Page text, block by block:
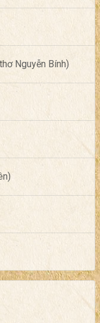
Nguyễn Bính)